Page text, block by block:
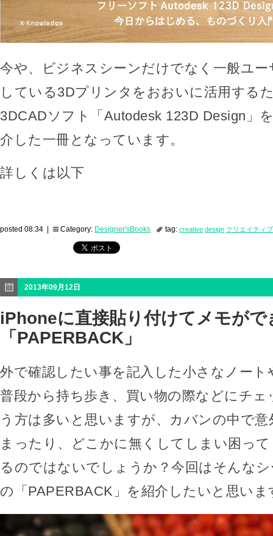
今や、ビジネスシーンだけでなく一般ユ
している3Dプリンタをおおいに活用する
3DCADソフト「Autodesk 123D Design」
介した一冊となっています。
詳しくは以下
posted 08:34 | Category: Designer'sBooks tag: creative design クリエイティブ
2013年09月12日
iPhoneに直接貼り付けてメモがで
「PAPERBACK」
外で確認したい事を記入した小さなノー
普段から持ち歩き、買い物の際などにチ
う方は多いと思いますが、カバンの中で
まったり、どこかに無くしてしまい困っ
るのではないでしょうか？今回はそんな
の「PAPERBACK」を紹介したいと思いま